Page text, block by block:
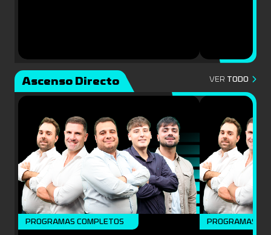
Ascenso Directo VER TODO
PROGRAMAS COMPLETOS PROGRAMAS